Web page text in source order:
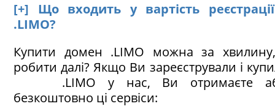
[+] Що входить у вартість
.LIMO?
Купити домен .LIMO можна за
робити далі? Якщо Ви зареєстрували і
.LIMO у нас, Ви отримаєте
безкоштовно ці сервіси: